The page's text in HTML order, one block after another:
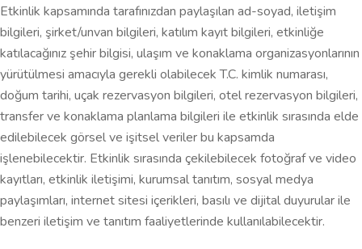
Etkinlik kapsamında tarafınızdan paylaşılan ad-soyad, iletişim
bilgileri, şirket/unvan bilgileri, katılım kayıt bilgileri, etkinliğe
katılacağınız şehir bilgisi, ulaşım ve konaklama organizasyonlarının
yürütülmesi amacıyla gerekli olabilecek T.C. kimlik numarası,
doğum tarihi, uçak rezervasyon bilgileri, otel rezervasyon bilgileri,
transfer ve konaklama planlama bilgileri ile etkinlik sırasında elde
edilebilecek görsel ve işitsel veriler bu kapsamda
işlenebilecektir. Etkinlik sırasında çekilebilecek fotoğraf ve video
kayıtları, etkinlik iletişimi, kurumsal tanıtım, sosyal medya
paylaşımları, internet sitesi içerikleri, basılı ve dijital duyurular ile
benzeri iletişim ve tanıtım faaliyetlerinde kullanılabilecektir.